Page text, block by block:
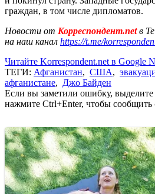
граждан, в том числе дипломатов.
Новости от Корреспондент.netв
на наш канал https://t.me/
Читайте Korrespondent.net в Google
ТЕГИ: Афганистан, США,
афганистане, Джо Байден
Если вы заметили ошибку,
нажмите Ctrl+Enter, чтобы сообщить